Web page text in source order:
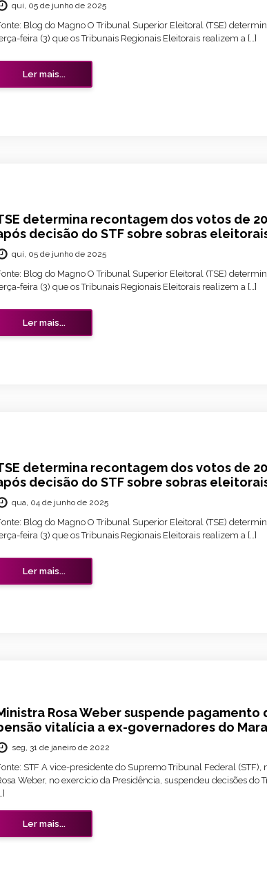
qui, 05 de junho de 2025
Blog do Magno O Tribunal Superior Eleitoral (TSE)
feira (3) que os Tribunais Regionais Eleitorais realizem a […]
Ler mais...
determina recontagem dos votos de
decisão do STF sobre sobras
qui, 05 de junho de 2025
Blog do Magno O Tribunal Superior Eleitoral (TSE)
feira (3) que os Tribunais Regionais Eleitorais realizem a […]
Ler mais...
determina recontagem dos votos de
decisão do STF sobre sobras
qua, 04 de junho de 2025
Blog do Magno O Tribunal Superior Eleitoral (TSE)
feira (3) que os Tribunais Regionais Eleitorais realizem a […]
Ler mais...
Rosa Weber suspende pagamento
vitalícia a ex-governadores do
seg, 31 de janeiro de 2022
STF A vice-presidente do Supremo Tribunal Federal (STF),
Weber, no exercício da Presidência, suspendeu decisões do
Ler mais...